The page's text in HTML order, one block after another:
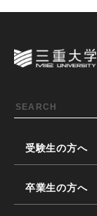
受験生の方へ
卒業生の方へ